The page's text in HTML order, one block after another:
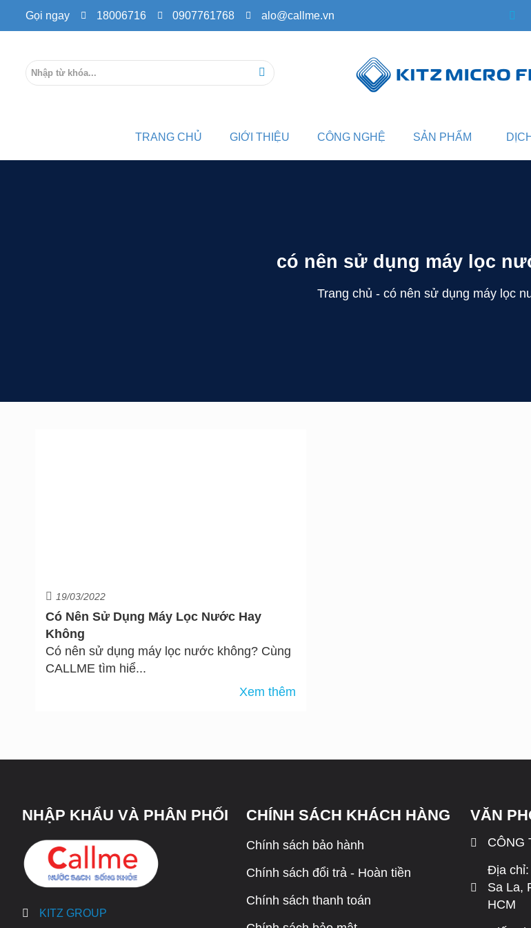
Gọi ngay 18006716 0907761768 alo@callme.vn
TRANG CHỦ GIỚI THIỆU CÔNG NGHỆ SẢN PHẨM
có nên sử dụng máy lọc
Trang chủ - có nên sử dụng máy lọc
19/03/2022
Có Nên Sử Dụng Máy Lọc Nước Hay
Không
Có nên sử dụng máy lọc nước không? Cùng
CALLME tìm hiể...
Xem thêm
NHẬP KHẨU VÀ PHÂN PHỐI
KITZ GROUP
CHÍNH SÁCH KHÁCH HÀNG
Chính sách bảo hành
Chính sách đổi trả - Hoàn tiền
Chính sách thanh toán
VĂN
CÔNG
Địa
Sa La,
HCM